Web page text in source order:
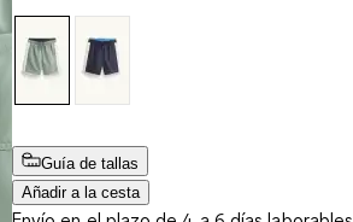
Guía de tallas
Añadir a la cesta